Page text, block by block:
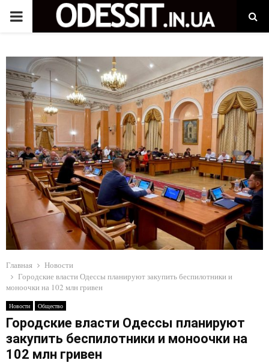
P
I
M
A
R
Y
M
E
N
U
Главная
Новости
Городские власти Одессы планируют закупить беспилотники и
моноочки на 102 млн гривен
Новости Общество
Городские власти Одессы планируют
закупить беспилотники и моноочки на
102 млн гривен